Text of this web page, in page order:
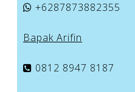
+6287873882355
Bapak Arifin
0812 8947 8187